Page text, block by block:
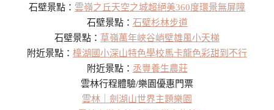
石壁景點： 雲嶺之丘天空之城超絕美360度環景無屏障
石壁景點： 石壁杉林步道
石壁景點： 草嶺萬年峽谷峭壁雄風小天梯
附近景點： 樟湖國小深山特色學校馬卡龍色彩甜到不行
附近景點： 丞豐養生農莊
雲林行程體驗/樂園優惠門票
雲林｜劍湖山世界主題樂園